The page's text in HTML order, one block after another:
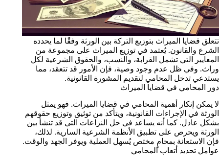
تتعلق قضايا الميراث بتوزيع التركة بين الورثة وفقًا لما يحدده
الشرع والقانون. يُعتمد في توزيع الميراث على مجموعة من
المعايير التي تشمل القرابة، والنسب، والحقوق الشرعية لكل
وراث. وفي ظل عدم وجود وصية، فإن الأمور قد تتعقد، مما
يستدعي تدخل المحامي لتقديم المشورة القانونية.
دور المحامي في قضايا الميراث
لا يمكن إنكار أهمية المحامي في قضايا الميراث. فهو يمثل
الورثة في الإجراءات القانونية، ويتأكد من توثيق وتوزيع حقوقهم
بشكل عادل. كما أنه يساعد في حل النزاعات التي قد تنشأ بين
الورثة ويحرص على تطبيق الأنظمة الشرعية السارية. لذلك،
فإن الاستعانة بمحامٍ مختص يُسهل العملية ويوفر الجهد والوقت.
عوامل تحديد أتعاب المحامي